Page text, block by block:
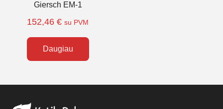
Giersch EM-1
152,46 € su PVM
Daugiau